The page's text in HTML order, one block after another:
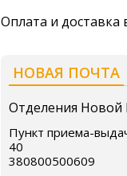
Оплата и доставка
НОВАЯ ПОЧТА
Отделения Новой
Пункт приема-
40
380800500609